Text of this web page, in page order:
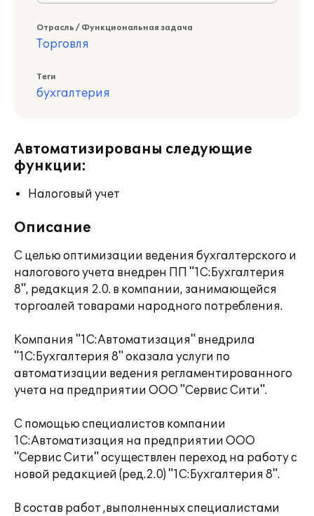
Отрасль / Функциональная задача
Торговля
Теги
бухгалтерия
Автоматизированы следующие
функции:
Налоговый учет
Описание
С целью оптимизации ведения бухгалтерского и
налогового учета внедрен ПП "1С:Бухгалтерия
8", редакция 2.0. в компании, занимающейся
торгоалей товарами народного потребления.
Компания "1С:Автоматизация" внедрила
"1С:Бухгалтерия 8" оказала услуги по
автоматизации ведения регламентированного
учета на предприятии ООО "Сервис Сити".
С помощью специалистов компании
1С:Автоматизация на предприятии ООО
"Сервис Сити" осуществлен переход на работу с
новой редакцией (ред.2.0) "1С:Бухгалтерия 8".
В состав работ ,выполненных специалистами